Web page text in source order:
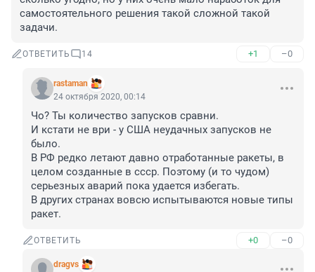
самостоятельного решения такой сложной такой
задачи.
ОТВЕТИТЬ 14 +1 –0
rastaman
24 октября 2020, 00:14
Чо? Ты количество запусков сравни.
И кстати не ври - у США неудачных запусков не
было.
В РФ редко летают давно отработанные ракеты, в
целом созданные в ссср. Поэтому (и то чудом)
серьезных аварий пока удается избегать.
В других странах вовсю испытываются новые типы
ракет.
ОТВЕТИТЬ +0 –0
dragvs